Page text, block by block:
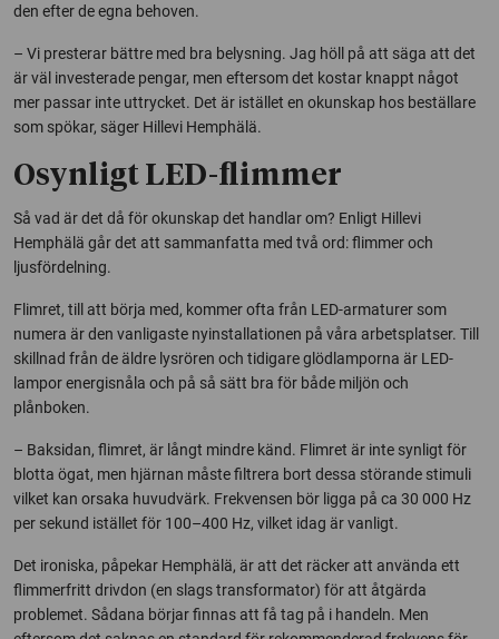
den efter de egna behoven.
– Vi presterar bättre med bra belysning. Jag höll på att säga att det
är väl investerade pengar, men eftersom det kostar knappt något
mer passar inte uttrycket. Det är istället en okunskap hos beställare
som spökar, säger Hillevi Hemphälä.
Osynligt LED-flimmer
Så vad är det då för okunskap det handlar om? Enligt Hillevi
Hemphälä går det att sammanfatta med två ord: flimmer och
ljusfördelning.
Flimret, till att börja med, kommer ofta från LED-armaturer som
numera är den vanligaste nyinstallationen på våra arbetsplatser. Till
skillnad från de äldre lysrören och tidigare glödlamporna är LED-
lampor energi­snåla och på så sätt bra för både miljön och
plånboken.
– Baksidan, flimret, är långt mindre känd. Flimret är inte synligt för
blotta ögat, men hjärnan måste filtrera bort dessa störande stimuli
vilket kan orsaka huvudvärk. Frekvensen bör ligga på ca 30 000 Hz
per sekund istället för 100–400 Hz, vilket idag är vanligt.
Det ironiska, påpekar Hemphälä, är att det räcker att använda ett
flimmerfritt drivdon (en slags transformator) för att åtgärda
problemet. Sådana börjar finnas att få tag på i handeln. Men